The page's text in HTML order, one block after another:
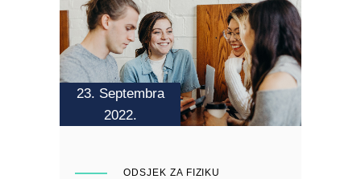
23. Septembra
2022.
ODSJEK ZA FIZIKU